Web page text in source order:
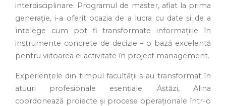
interdisciplinare. Programul de master, aflat la prima
generație, i-a oferit ocazia de a lucra cu date și de a
înțelege cum pot fi transformate informațiile în
instrumente concrete de decizie – o bază excelentă
pentru viitoarea ei activitate în project management.
Experiențele din timpul facultății s-au transformat în
atuuri profesionale esențiale. Astăzi, Alina
coordonează proiecte și procese operaționale într-o